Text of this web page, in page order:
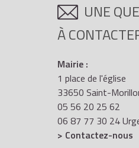
UNE
À
Mairie :
1 place de l'église
33650 Saint-
05 56 20 25 62
06 87 77 30 24
> Contactez-nous